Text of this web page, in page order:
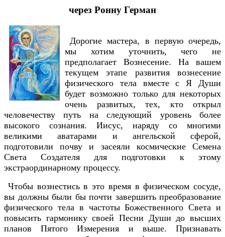
через Ронну Герман
Дорогие мастера, в первую очередь,
мы хотим уточнить, чего не
предполагает Вознесение. На вашем
текущем этапе развития вознесение
физического тела вместе с Я Души
будет возможно только для некоторых
очень развитых, тех, кто открыл
человечеству путь на следующий уровень более
высокого сознания. Иисус, наряду со многими
великими аватарами и ангельской сферой,
подготовили почву и засеяли космические Семена
Света Создателя для подготовки к этому
экстраординарному процессу.
Чтобы вознестись в это время в физическом сосуде,
вы должны были бы почти завершить преобразование
физического тела в частоты Божественного Света и
повысить гармонику своей Песни Души до высших
планов Пятого Измерения и выше. Признавать